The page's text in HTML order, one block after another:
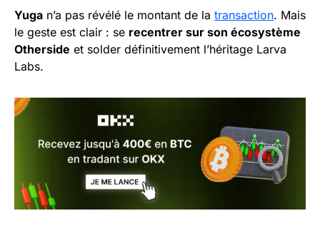
Yuga n’a pas révélé le montant de la transaction. Mais
le geste est clair : se recentrer sur son écosystème
Otherside et solder définitivement l’héritage Larva
Labs.